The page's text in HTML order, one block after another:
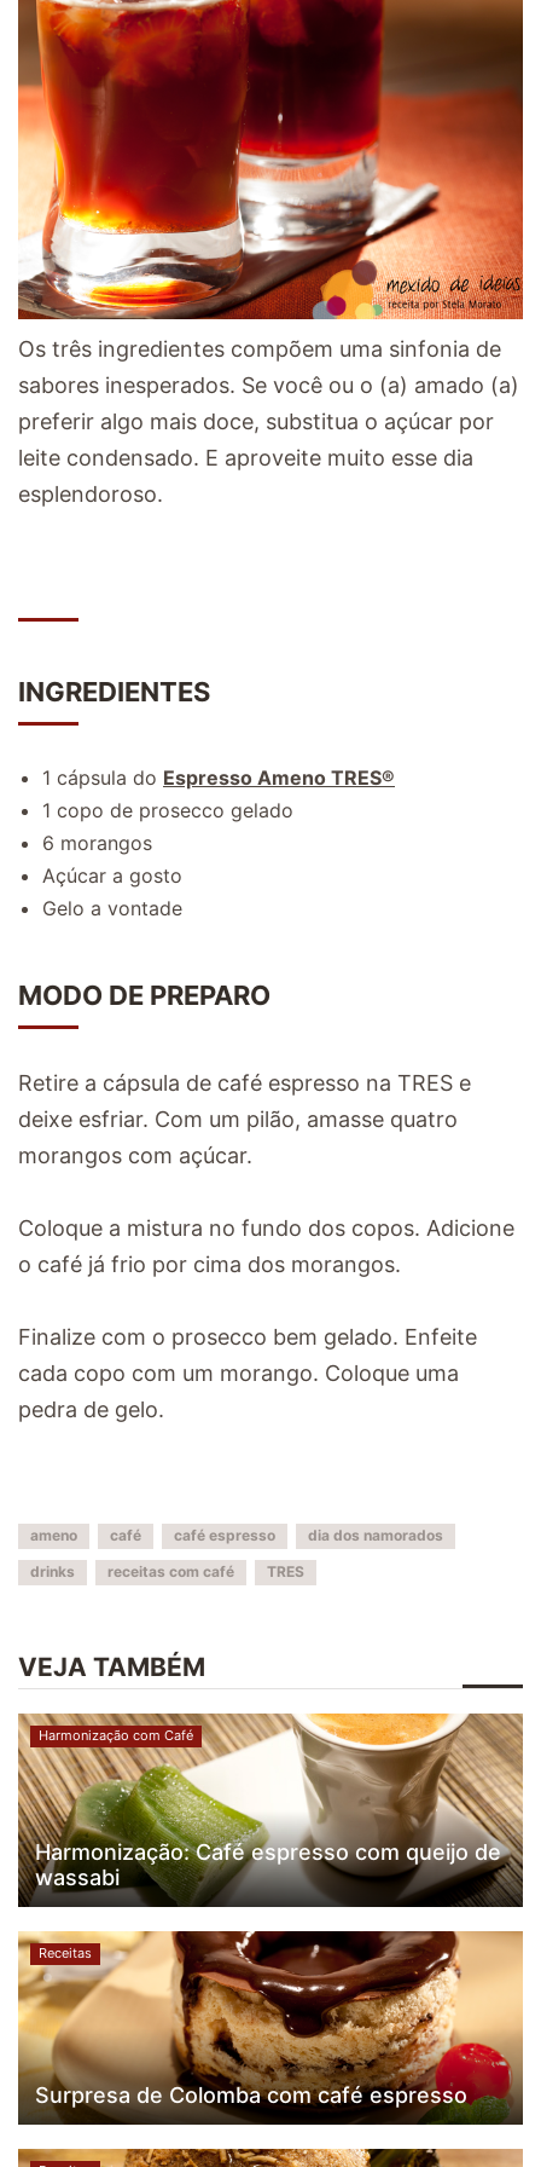
Os três ingredientes compõem uma sinfonia de
sabores inesperados. Se você ou o (a) amado (a)
preferir algo mais doce, substitua o açúcar por
leite condensado. E aproveite muito esse dia
esplendoroso.
INGREDIENTES
1 cápsula do Espresso Ameno TRES®
1 copo de prosecco gelado
6 morangos
Açúcar a gosto
Gelo a vontade
MODO DE PREPARO
Retire a cápsula de café espresso na TRES e
deixe esfriar. Com um pilão, amasse quatro
morangos com açúcar.
Coloque a mistura no fundo dos copos. Adicione
o café já frio por cima dos morangos.
Finalize com o prosecco bem gelado. Enfeite
cada copo com um morango. Coloque uma
pedra de gelo.
ameno café café espresso
dia dos namorados
drinks
receitas com café TRES
VEJA TAMBÉM
Harmonização com Café
Harmonização: Café espresso com queijo de
wassabi
Receitas
Surpresa de Colomba com café espresso